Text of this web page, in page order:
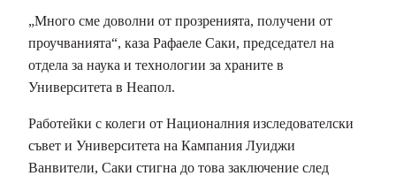
„Много сме доволни от прозренията, получени от
проучванията“, каза Рафаеле Саки, председател на
отдела за наука и технологии за храните в
Университета в Неапол.
Работейки с колеги от Националния изследователски
съвет и Университета на Кампания Луиджи
Ванвители, Саки стигна до това заключение след